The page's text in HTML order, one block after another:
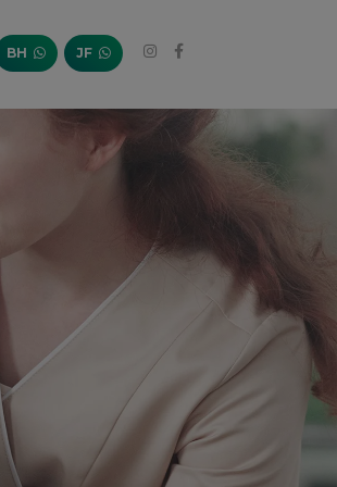
BH JF